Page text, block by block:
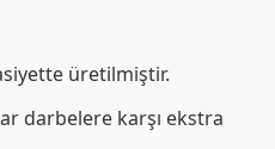
üretilmiştir.
darbelere karşı ekstra